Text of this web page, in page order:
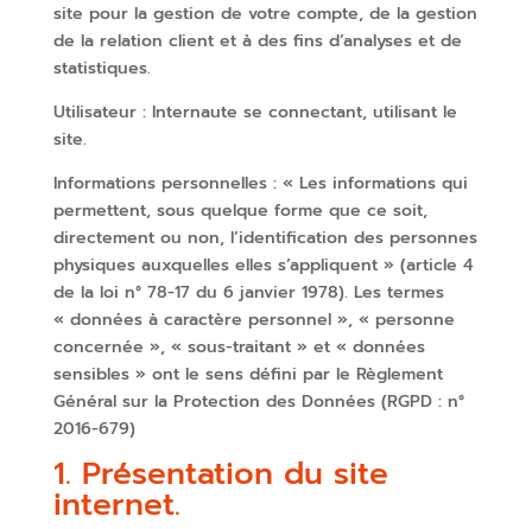
site pour la gestion de votre compte, de la gestion
de la relation client et à des fins d’analyses et de
statistiques.
Utilisateur : Internaute se connectant, utilisant le
site.
Informations personnelles : « Les informations qui
permettent, sous quelque forme que ce soit,
directement ou non, l’identification des personnes
physiques auxquelles elles s’appliquent » (article 4
de la loi n° 78-17 du 6 janvier 1978). Les termes
« données à caractère personnel », « personne
concernée », « sous-traitant » et « données
sensibles » ont le sens défini par le Règlement
Général sur la Protection des Données (RGPD : n°
2016-679)
1. Présentation du site
internet.